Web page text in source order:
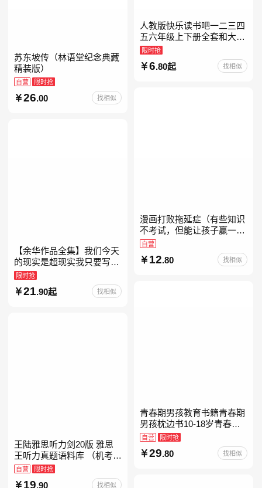
人教版快乐读书吧一二三四
五六年级上下册全套和大人
一起读人教版读读童谣和儿
歌小鲤鱼跳龙门中国古代寓
言安徒生童话学生阅读课外
限时抢
6.80起 找相似
苏东坡传（林语堂纪念典藏
精装版）
自营 限时抢
26.00 找相似
漫画打败拖延症（有些知识
不考试，但能让孩子赢一辈
子。减少压力、增强自信、
把握机遇、培养自律，结合
“小行动”触发大脑行动开
自营
12.80 找相似
【余华作品全集】我们今天
的现实是超现实我只要写作
就是回家卢克明的偷偷一笑
余华新书活着世界上的迷路
者余华写作课文学课山谷微
限时抢
21 .90起 找相似
青春期男孩教育书籍青春期
男孩枕边书10-18岁青春期
男孩成长手册男生叛逆期非
暴力家庭教育父母心理学性
教育书
自营 限时抢
29.80 找相似
王陆雅思听力剑20版 雅思
王听力真题语料库 （机考笔
试第二版）备考2026年新版
领跑雅思听力IELTS听力语
自营 限时抢
19.90 找相似